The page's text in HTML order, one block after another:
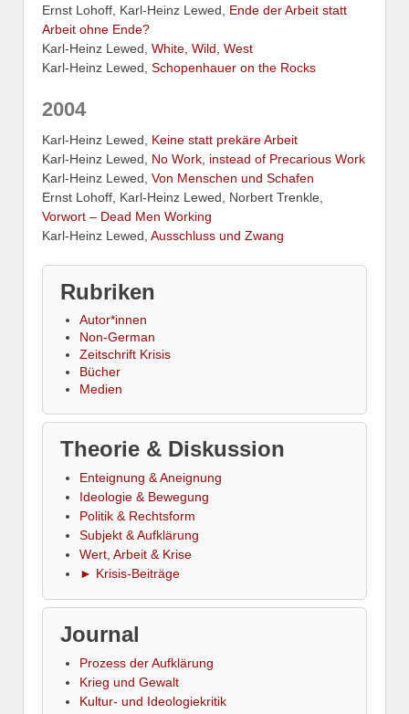
Ernst Lohoff, Karl-Heinz Lewed, Ende der Arbeit statt
Arbeit ohne Ende?
Karl-Heinz Lewed, White, Wild, West
Karl-Heinz Lewed, Schopenhauer on the Rocks
2004
Karl-Heinz Lewed, Keine statt prekäre Arbeit
Karl-Heinz Lewed, No Work, instead of Precarious Work
Karl-Heinz Lewed, Von Menschen und Schafen
Ernst Lohoff, Karl-Heinz Lewed, Norbert Trenkle,
Vorwort – Dead Men Working
Karl-Heinz Lewed, Ausschluss und Zwang
Rubriken
Autor*innen
Non-German
Zeitschrift Krisis
Bücher
Medien
Theorie & Diskussion
Enteignung & Aneignung
Ideologie & Bewegung
Politik & Rechtsform
Subjekt & Aufklärung
Wert, Arbeit & Krise
► Krisis-Beiträge
Journal
Prozess der Aufklärung
Krieg und Gewalt
Kultur- und Ideologiekritik